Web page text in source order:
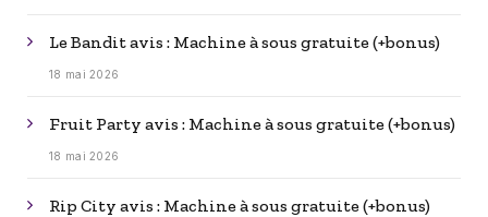
Le Bandit avis : Machine à sous gratuite (+bonus)
18 mai 2026
Fruit Party avis : Machine à sous gratuite (+bonus)
18 mai 2026
Rip City avis : Machine à sous gratuite (+bonus)